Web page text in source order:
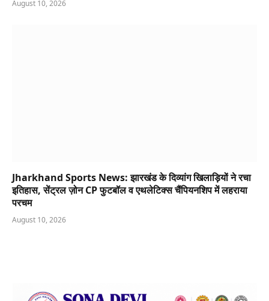
August 10, 2026
Jharkhand Sports News: झारखंड के दिव्यांग खिलाड़ियों ने रचा
इतिहास, सेंट्रल ज़ोन CP फुटबॉल व एथलेटिक्स चैंपियनशिप में लहराया
परचम
August 10, 2026